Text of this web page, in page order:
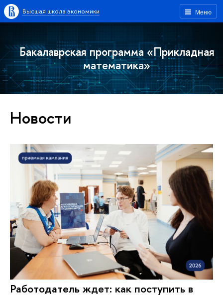
Меню
Высшая школа экономики
Бакалаврская программа «Прикладная
математика»
Новости
Работодатель ждет: как поступить в